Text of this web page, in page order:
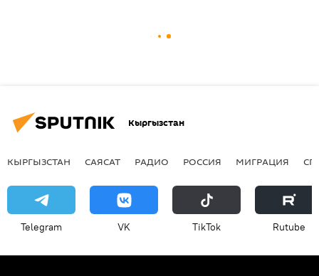
Кыргызстан
КЫРГЫЗСТАН САЯСАТ РАДИО РОССИЯ МИГРАЦИЯ
Telegram VK ТikТоk Rutube